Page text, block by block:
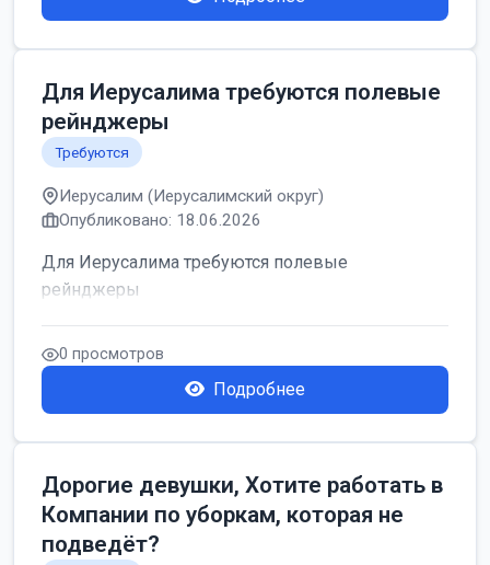
Для Иерусалима требуются полевые
рейнджеры
Требуются
Иерусалим (Иерусалимский округ)
Опубликовано: 18.06.2026
Для Иерусалима требуются полевые
рейнджеры
0 просмотров
Подробнее
Дорогие девушки, Хотите работать в
Компании по уборкам, которая не
подведёт?